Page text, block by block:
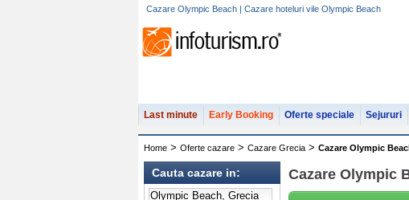
Cazare Olympic Beach | Cazare hoteluri vile Olympic Beach
Last minute Early Booking Oferte speciale Sejururi
Home > Oferte cazare > Cazare Grecia > Cazare Olympic
Cauta cazare in: Cazare Olympic